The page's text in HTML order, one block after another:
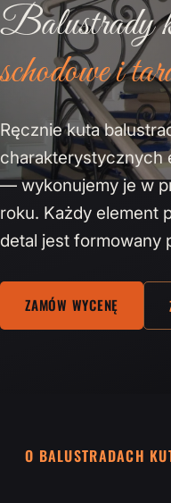
Balustrady
schodowe i
Ręcznie kuta
charakterystycznych
— wykonujemy je w
roku. Każdy element
detal jest formowany
ZAMÓW WYCENĘ
O BALUSTRADACH